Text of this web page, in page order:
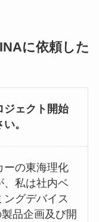
に依頼した
ジェクト開始
。
ーの東海理化
、私は社内ベ
ングデバイス
品企画及び開